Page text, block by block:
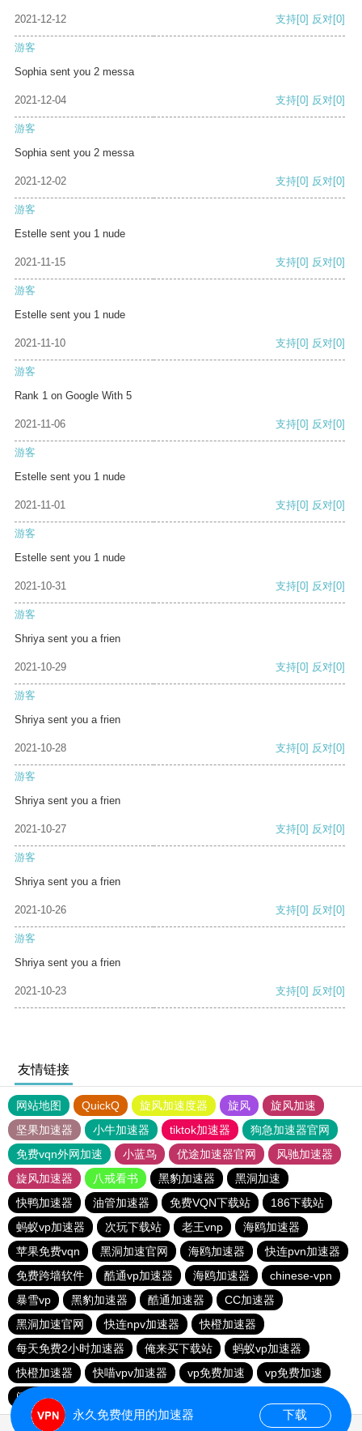
2021-12-12 支持[0] 反对[0]
游客
Sophia sent you 2 messa
2021-12-04 支持[0] 反对[0]
游客
Sophia sent you 2 messa
2021-12-02 支持[0] 反对[0]
游客
Estelle sent you 1 nude
2021-11-15 支持[0] 反对[0]
游客
Estelle sent you 1 nude
2021-11-10 支持[0] 反对[0]
游客
Rank 1 on Google With 5
2021-11-06 支持[0] 反对[0]
游客
Estelle sent you 1 nude
2021-11-01 支持[0] 反对[0]
游客
Estelle sent you 1 nude
2021-10-31 支持[0] 反对[0]
游客
Shriya sent you a frien
2021-10-29 支持[0] 反对[0]
游客
Shriya sent you a frien
2021-10-28 支持[0] 反对[0]
游客
Shriya sent you a frien
2021-10-27 支持[0] 反对[0]
游客
Shriya sent you a frien
2021-10-26 支持[0] 反对[0]
游客
Shriya sent you a frien
2021-10-23 支持[0] 反对[0]
友情链接
网站地图 QuickQ 旋风加速度器 旋风
旋风加速
坚果加速器
小牛加速器 tiktok加速器
狗急加速器官网
免费vqn外网加速
小蓝鸟 优途加速器官网
风驰加速器
旋风加速器
八戒看书 黑豹加速器
黑洞加速
快鸭加速器
油管加速器 免费VQN下载站
186下载站
蚂蚁vp加速器
次玩下载站 老王vnp
海鸥加速器
苹果免费vqn
黑洞加速官网 海鸥加速器
快连pvn加速器
免费跨墙软件
酷通vp加速器 海鸥加速器
chinese-vpn
暴雪vp
黑豹加速器 酷通加速器
CC加速器
黑洞加速官网
快连npv加速器
快橙加速器
每天免费2小时加速器
俺来买下载站
蚂蚁vp加速器
快橙加速器
快喵vpv加速器 vp免费加速
vp免费加速
闪电猫加速器-speedcat
永久免费使用的加速器 下载